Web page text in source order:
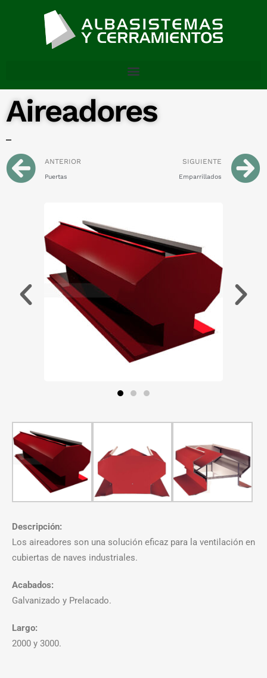
Aireadores
ANTERIOR
Puertas
SIGUIENTE
Emparrillados
Descripción:
Los aireadores son una solución eficaz para la ventilación en
cubiertas de naves industriales.
Acabados:
Galvanizado y Prelacado.
Largo:
2000 y 3000.